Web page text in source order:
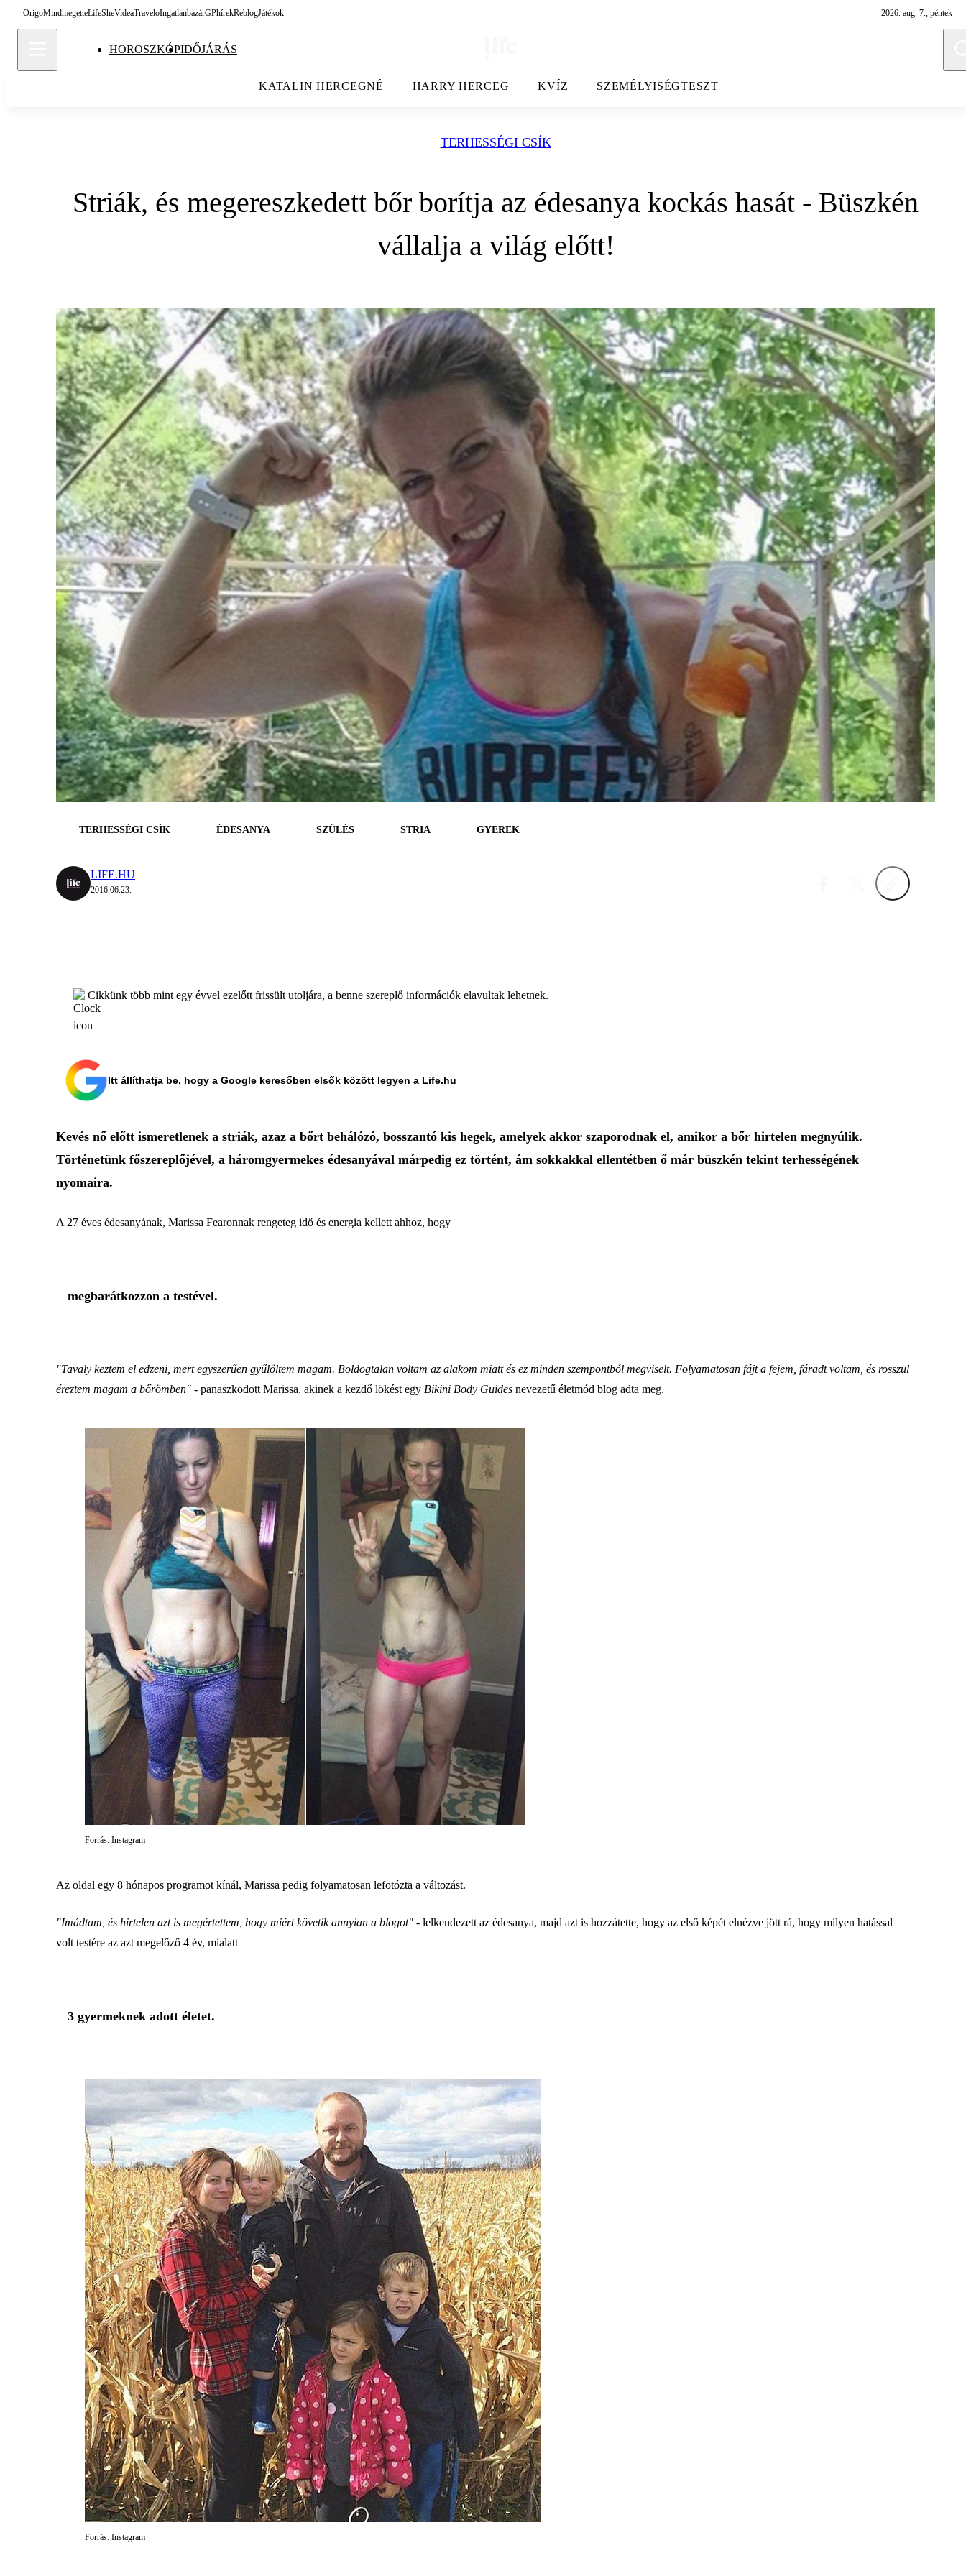
OrigoMindmegetteLifeSheVideaTraveloIngatlanbazárGPhírekReblogJátékok 2026. aug. 7., péntek
HOROSZKÓPIDŐJÁRÁS
KATALIN HERCEGNÉ HARRY HERCEG KVÍZ SZEMÉLYISÉGTESZT
TERHESSÉGI CSÍK
Striák, és megereszkedett bőr borítja az édesanya kockás hasát - Büszkén
vállalja a világ előtt!
TERHESSÉGI CSÍK ÉDESANYA SZÜLÉS STRIA GYEREK
LIFE.HU
2016.06.23.
Cikkünk több mint egy évvel ezelőtt frissült utoljára, a benne szereplő információk elavultak lehetnek.
Itt állíthatja be, hogy a Google keresőben elsők között legyen a Life.hu
Kevés nő előtt ismeretlenek a striák, azaz a bőrt behálózó, bosszantó kis hegek, amelyek akkor szaporodnak el, amikor a bőr hirtelen megnyúlik.
Történetünk főszereplőjével, a háromgyermekes édesanyával márpedig ez történt, ám sokkakkal ellentétben ő már büszkén tekint terhességének
nyomaira.
A 27 éves édesanyának, Marissa Fearonnak rengeteg idő és energia kellett ahhoz, hogy
megbarátkozzon a testével.
"Tavaly keztem el edzeni, mert egyszerűen gyűlöltem magam. Boldogtalan voltam az alakom miatt és ez minden szempontból megviselt. Folyamatosan fájt a fejem, fáradt voltam, és rosszul
éreztem magam a bőrömben" - panaszkodott Marissa, akinek a kezdő lökést egy Bikini Body Guides nevezetű életmód blog adta meg.
Forrás: Instagram
Az oldal egy 8 hónapos programot kínál, Marissa pedig folyamatosan lefotózta a változást.
"Imádtam, és hirtelen azt is megértettem, hogy miért követik annyian a blogot" - lelkendezett az édesanya, majd azt is hozzátette, hogy az első képét elnézve jött rá, hogy milyen hatással
volt testére az azt megelőző 4 év, mialatt
3 gyermeknek adott életet.
Forrás: Instagram